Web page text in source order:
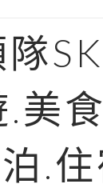
美
.住